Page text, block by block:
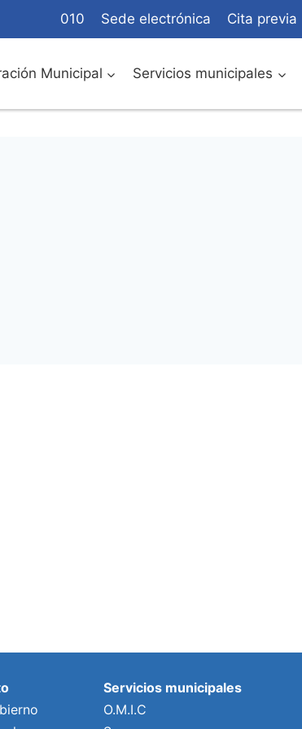
010 Sede electrónica Cita previa
Municipal Servicios municipales
Servicios municipales
O.M.I.C